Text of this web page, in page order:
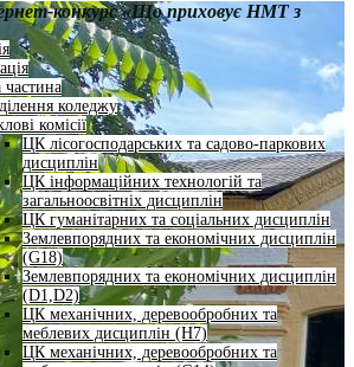
частина
коледжу
комісії
ЦК лісогосподарських та садово-паркових
дисциплін
ЦК інформаційних технологій та
загальноосвітніх дисциплін
ЦК гуманітарних та соціальних дисциплін
Землевпорядних та економічних дисциплін
(G18)
Землевпорядних та економічних дисциплін
(D1,D2)
ЦК механічних, деревообробних та
меблевих дисциплін (H7)
ЦК механічних, деревообробних та
конкурс «Що приховує НМТ з